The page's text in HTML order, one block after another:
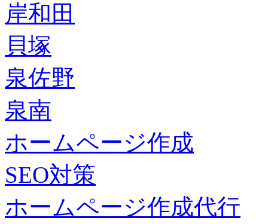
岸和田
貝塚
泉佐野
泉南
ホームページ作成
SEO対策
ホームページ作成代行